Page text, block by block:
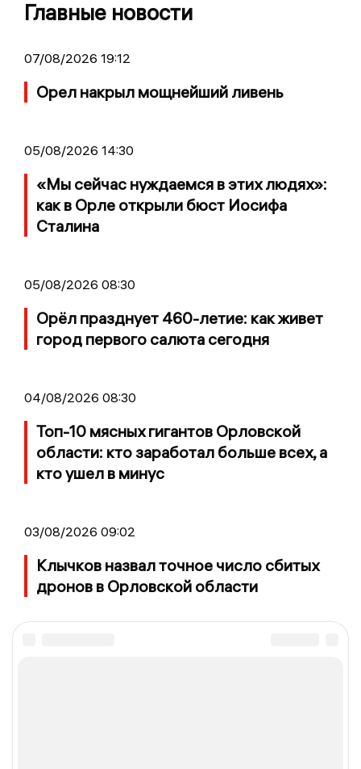
Главные новости
07/08/2026 19:12
Орел накрыл мощнейший ливень
05/08/2026 14:30
«Мы сейчас нуждаемся в этих людях»:
как в Орле открыли бюст Иосифа
Сталина
05/08/2026 08:30
Орёл празднует 460-летие: как живет
город первого салюта сегодня
04/08/2026 08:30
Топ-10 мясных гигантов Орловской
области: кто заработал больше всех, а
кто ушел в минус
03/08/2026 09:02
Клычков назвал точное число сбитых
дронов в Орловской области